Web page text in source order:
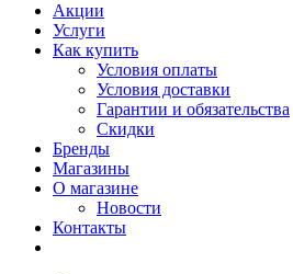
Акции
Услуги
Как купить
Условия оплаты
Условия доставки
Гарантии и обязательства
Скидки
Бренды
Магазины
О магазине
Новости
Контакты